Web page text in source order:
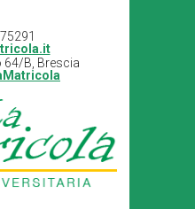
64/B, Brescia